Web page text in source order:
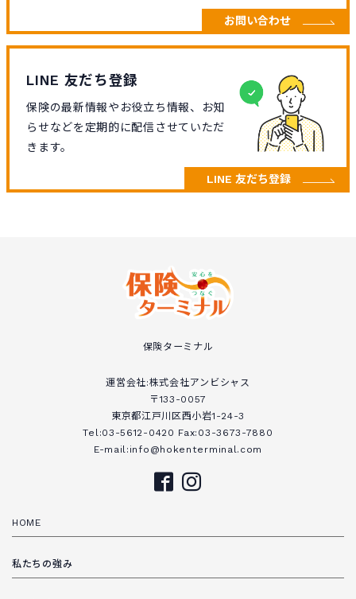
お問い合わせ
LINE 友だち登録
保険の最新情報やお役立ち情報、お知
らせなどを定期的に配信させていただ
きます。
LINE 友だち登録
保険ターミナル
運営会社:株式会社アンビシャス
〒133-0057
東京都江戸川区西小岩1-24-3
Tel:03-5612-0420 Fax:03-3673-7880
E-mail:info@hokenterminal.com
HOME
私たちの強み